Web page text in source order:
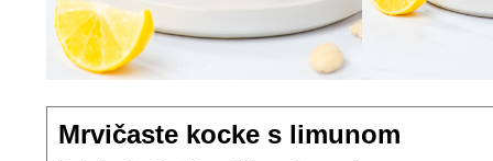
Mrvičaste kocke s limunom